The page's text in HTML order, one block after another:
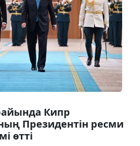
Кипр
Президентін ресми
өтті